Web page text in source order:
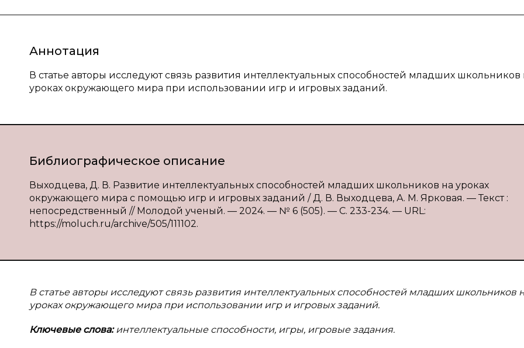
Аннотация
В статье авторы исследуют связь развития интеллектуальных способностей младших школьников
уроках окружающего мира при использовании игр и игровых заданий.
Библиографическое описание
Выходцева, Д. В. Развитие интеллектуальных способностей младших школьников на уроках
окружающего мира с помощью игр и игровых заданий / Д. В. Выходцева, А. М. Ярковая. — Текст :
непосредственный // Молодой ученый. — 2024. — № 6 (505). — С. 233-234. — URL:
https://moluch.ru/archive/505/111102.
В статье авторы исследуют связь развития интеллектуальных способностей младших школьников
уроках окружающего мира при использовании игр и игровых заданий.
Ключевые слова:интеллектуальные способности, игры, игровые задания.